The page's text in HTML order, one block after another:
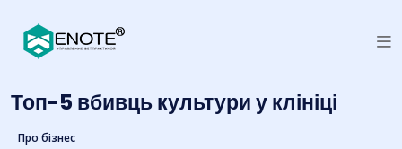
Топ-5 вбивць культури у клініці
Про бізнес